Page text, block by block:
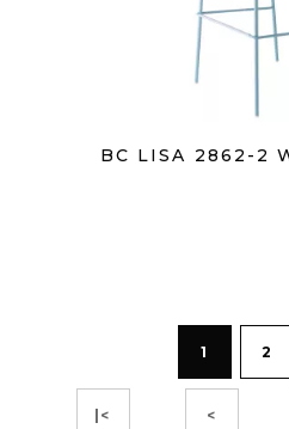
BC LISA 2862-2
|< <
1 2